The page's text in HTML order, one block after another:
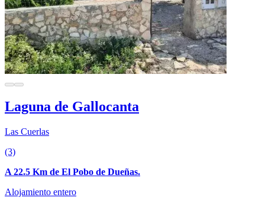
Laguna de Gallocanta
Las Cuerlas
(3)
A 22.5 Km de El Pobo de Dueñas.
Alojamiento entero